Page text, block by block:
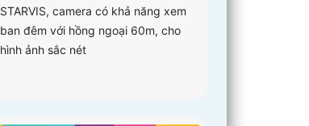
STARVIS, camera có khả năng xem
ban đêm với hồng ngoại 60m, cho
hình ảnh sắc nét